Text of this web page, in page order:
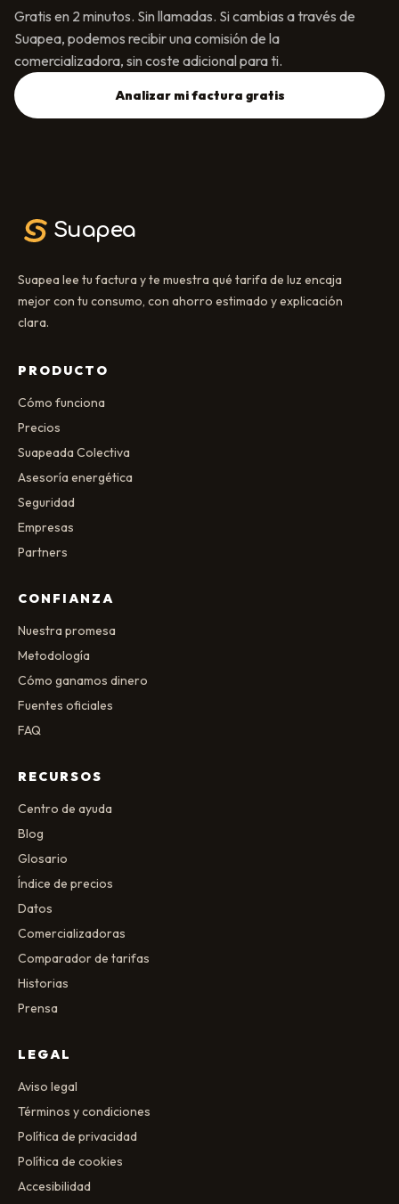
Gratis en 2 minutos. Sin llamadas. Si cambias a través de
Suapea, podemos recibir una comisión de la
comercializadora, sin coste adicional para ti.
Analizar mi factura gratis
Suapea
Suapea lee tu factura y te muestra qué tarifa de luz encaja
mejor con tu consumo, con ahorro estimado y explicación
clara.
PRODUCTO
Cómo funciona
Precios
Suapeada Colectiva
Asesoría energética
Seguridad
Empresas
Partners
CONFIANZA
Nuestra promesa
Metodología
Cómo ganamos dinero
Fuentes oficiales
FAQ
RECURSOS
Centro de ayuda
Blog
Glosario
Índice de precios
Datos
Comercializadoras
Comparador de tarifas
Historias
Prensa
LEGAL
Aviso legal
Términos y condiciones
Política de privacidad
Política de cookies
Accesibilidad